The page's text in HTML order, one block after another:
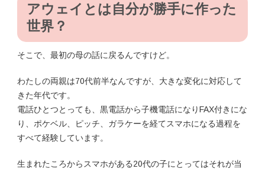
アウェイとは自分が勝手に作った
世界？
そこで、最初の母の話に戻るんですけど。
わたしの両親は70代前半なんですが、大きな変化に対応して
きた年代です。
電話ひとつとっても、黒電話から子機電話になりFAX付きにな
り、ポケベル、ピッチ、ガラケーを経てスマホになる過程を
すべて経験しています。
生まれたころからスマホがある20代の子にとってはそれが当